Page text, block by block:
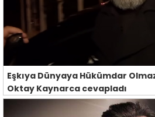
Eşkıya Dünyaya Hükümdar
Oktay Kaynarca cevapladı